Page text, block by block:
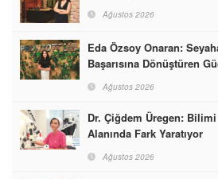
Ağustos 2026
Eda Özsoy Onaran:
Başarısına Dönüştüren
Ağustos 2026
Dr. Çiğdem Üregen:
Alanında Fark Yaratıyor
Ağustos 2026